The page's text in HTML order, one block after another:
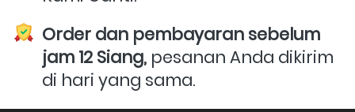
Order dan pembayaran sebelum
jam 12 Siang, pesanan Anda dikirim
di hari yang sama.